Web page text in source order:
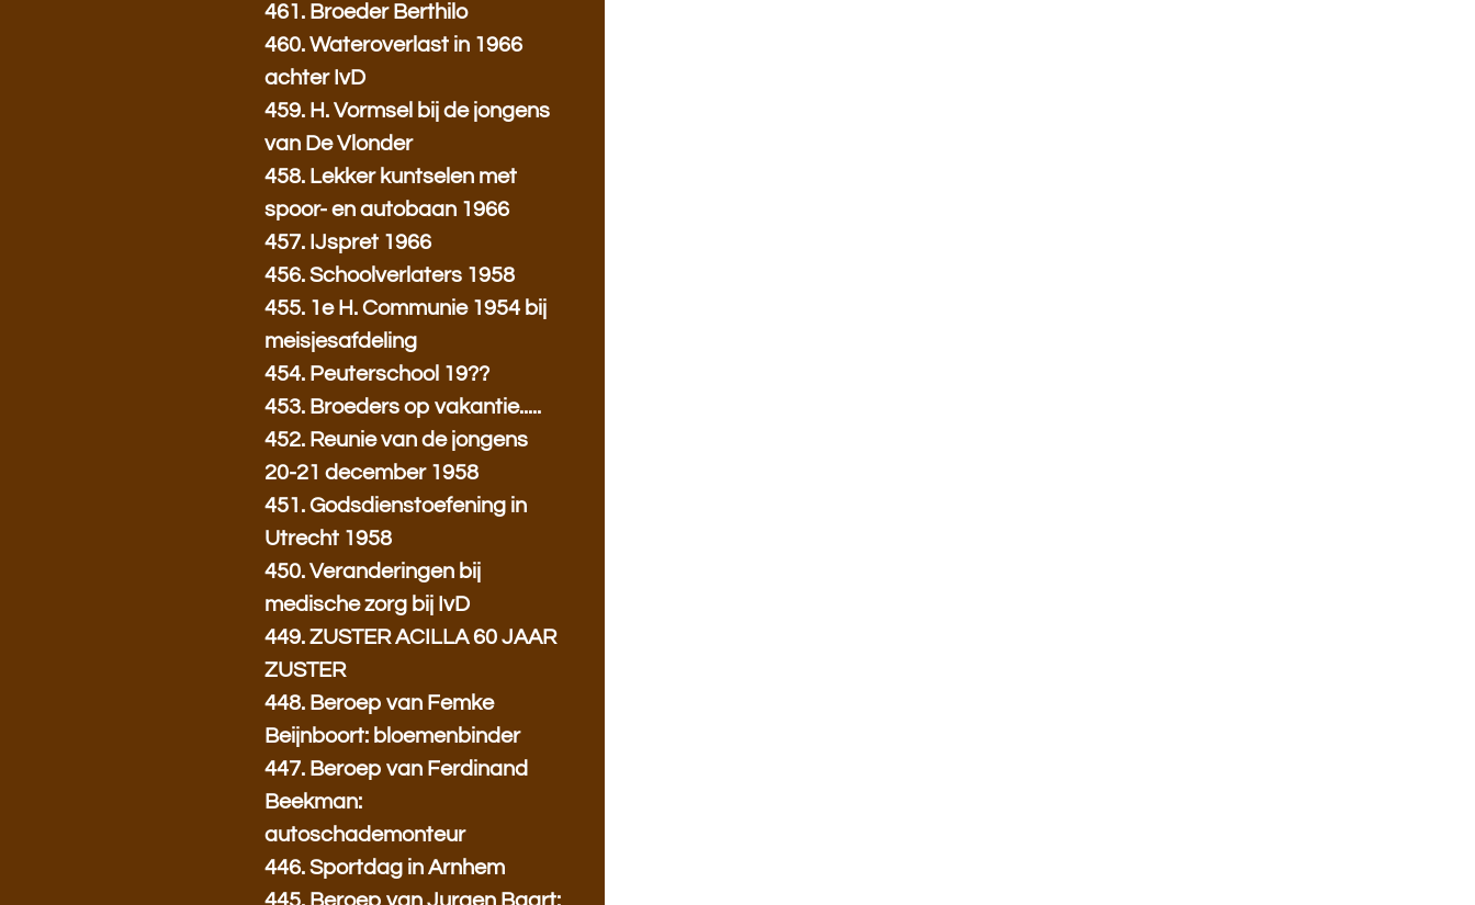
461. Broeder Berthilo
460. Wateroverlast in 1966
achter IvD
459. H. Vormsel bij de jongens
van De Vlonder
458. Lekker kuntselen met
spoor- en autobaan 1966
457. IJspret 1966
456. Schoolverlaters 1958
455. 1e H. Communie 1954 bij
meisjesafdeling
454. Peuterschool 19??
453. Broeders op vakantie.....
452. Reunie van de jongens
20-21 december 1958
451. Godsdienstoefening in
Utrecht 1958
450. Veranderingen bij
medische zorg bij IvD
449. ZUSTER ACILLA 60 JAAR
ZUSTER
448. Beroep van Femke
Beijnboort: bloemenbinder
447. Beroep van Ferdinand
Beekman:
autoschademonteur
446. Sportdag in Arnhem
445. Beroep van Jurgen Baart: